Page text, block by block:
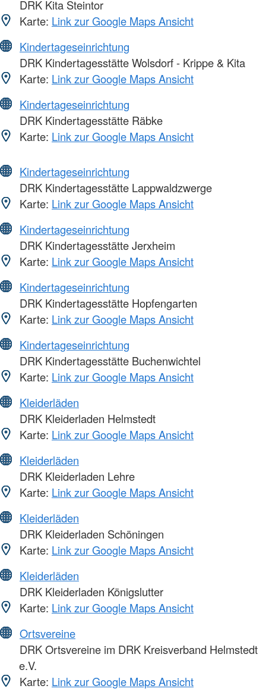
DRK Kita Steintor
Karte: Link zur Google Maps Ansicht
Kindertageseinrichtung
DRK Kindertagesstätte Wolsdorf - Krippe & Kita
Karte: Link zur Google Maps Ansicht
Kindertageseinrichtung
DRK Kindertagesstätte Räbke
Karte: Link zur Google Maps Ansicht
Kindertageseinrichtung
DRK Kindertagesstätte Lappwaldzwerge
Karte: Link zur Google Maps Ansicht
Kindertageseinrichtung
DRK Kindertagesstätte Jerxheim
Karte: Link zur Google Maps Ansicht
Kindertageseinrichtung
DRK Kindertagesstätte Hopfengarten
Karte: Link zur Google Maps Ansicht
Kindertageseinrichtung
DRK Kindertagesstätte Buchenwichtel
Karte: Link zur Google Maps Ansicht
Kleiderläden
DRK Kleiderladen Helmstedt
Karte: Link zur Google Maps Ansicht
Kleiderläden
DRK Kleiderladen Lehre
Karte: Link zur Google Maps Ansicht
Kleiderläden
DRK Kleiderladen Schöningen
Karte: Link zur Google Maps Ansicht
Kleiderläden
DRK Kleiderladen Königslutter
Karte: Link zur Google Maps Ansicht
Ortsvereine
DRK Ortsvereine im DRK Kreisverband Helmstedt
e.V.
Karte: Link zur Google Maps Ansicht